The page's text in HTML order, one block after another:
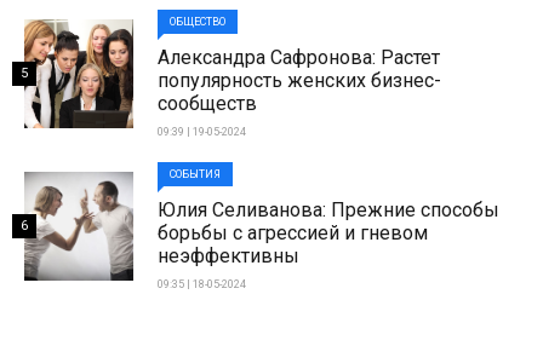
ОБЩЕСТВО
Александра Сафронова: Растет
популярность женских бизнес-
сообществ
09:39 | 19-05-2024
5
СОБЫТИЯ
Юлия Селиванова: Прежние способы
борьбы с агрессией и гневом
неэффективны
09:35 | 18-05-2024
6